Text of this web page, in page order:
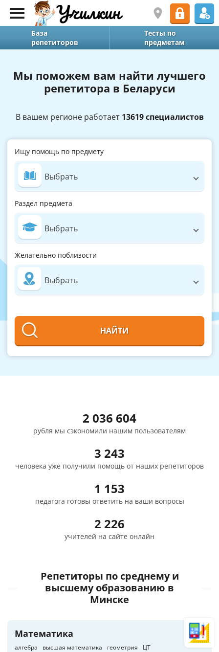
База
репетиторов
Тесты по
предметам
Мы поможем вам найти лучшего
репетитора в Беларуси
В вашем регионе работает 13619 специалистов
Ищу помощь по предмету
Выбрать
Раздел предмета
Выбрать
Желательно поблизости
Выбрать
НАЙТИ
2 036 604
рубля мы сэкономили нашим пользователям
3 243
человека уже получили помощь от наших репетиторов
1 153
педагога готовы ответить на ваши вопросы
2 226
учителей на сайте онлайн
Репетиторы по среднему и
высшему образованию в
Минске
Математика
алгебра высшая математика геометрия
ЦТ